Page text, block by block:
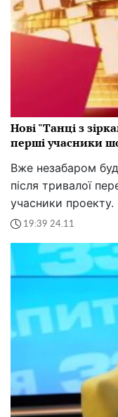
Нові "Танці з
перші учасники
Вже незабаром
після тривалої
учасники проекту.
19:39 24.11